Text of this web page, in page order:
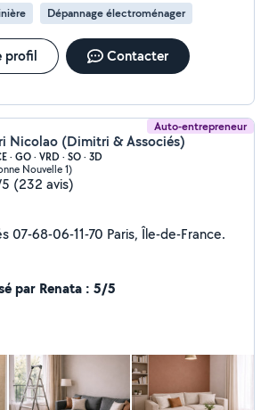
Dépannage électroménager
profil Contacter
Auto-entrepreneur
Nicolao (Dimitri & Associés)
· GO · VRD · SO · 3D
Nouvelle 1)
(232 avis)
Dimitri & Associés 07-68-06-11-70 Paris, Île-de-France.
par Renata : 5/5